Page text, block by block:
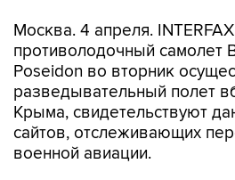
Москва. 4 апреля.
противолодочный
Poseidon во вторник
разведывательный полет
Крыма, свидетельствуют
сайтов, отслеживающих
военной авиации.